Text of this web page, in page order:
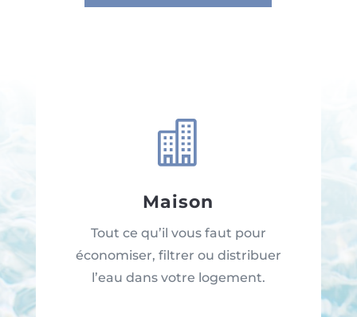

Maison
Tout ce qu’il vous faut pour
économiser, filtrer ou distribuer
l’eau dans votre logement.